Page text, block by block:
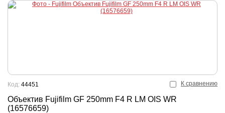
К сравнению
Объектив Fujifilm GF 250mm F4 R LM OIS WR
(16576659)
Код: 44451